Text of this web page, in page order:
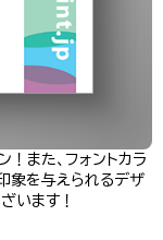
また、フォントカラ
象を与えられるデザ
います！